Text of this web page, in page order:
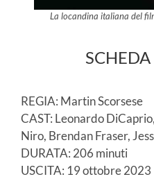
La locandina italiana del
REGIA: Martin Scorsese
CAST: Leonardo
Niro, Brendan Fraser,
DURATA: 206 minuti
USCITA: 19 ottobre 2023